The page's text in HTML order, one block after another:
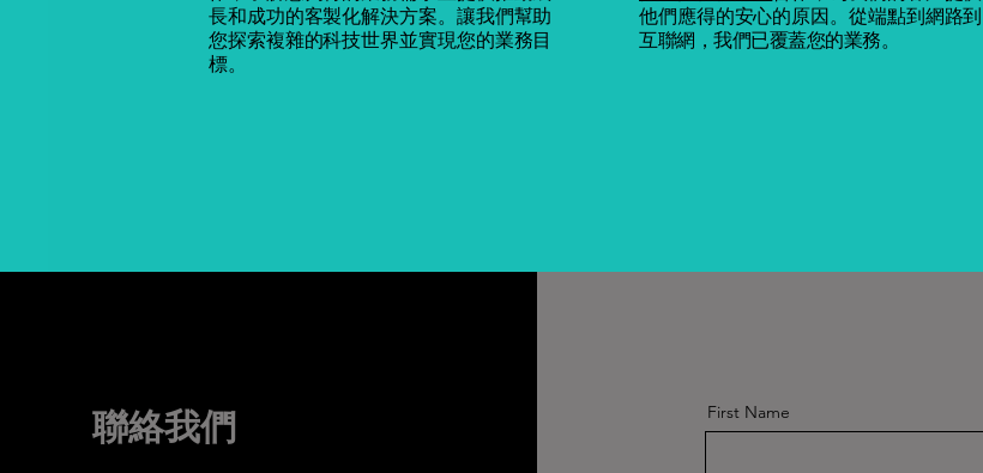
長和成功的客製化解決方案。讓我們幫助
您探索複雜的科技世界並實現您的業務目
標。
他們應得的安心的原因。從端點到網路到
互聯網，我們已覆蓋您的業務。
聯絡我們 First Name